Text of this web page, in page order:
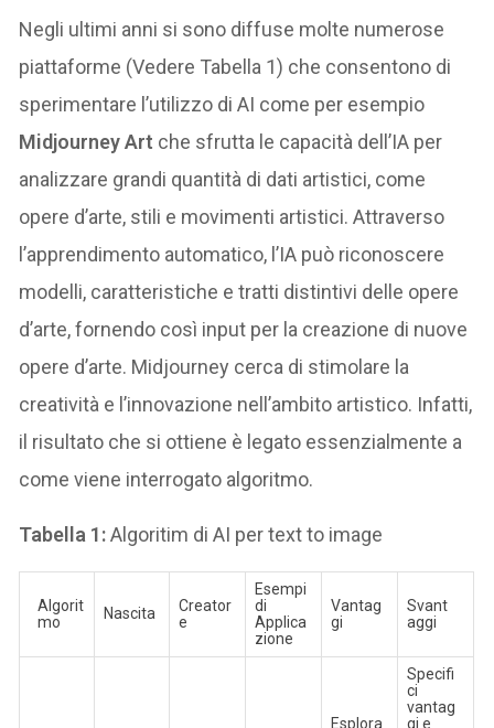
Negli ultimi anni si sono diffuse molte numerose
piattaforme (Vedere Tabella 1) che consentono di
sperimentare l’utilizzo di AI come per esempio
Midjourney Art che sfrutta le capacità dell’IA per
analizzare grandi quantità di dati artistici, come
opere d’arte, stili e movimenti artistici. Attraverso
l’apprendimento automatico, l’IA può riconoscere
modelli, caratteristiche e tratti distintivi delle opere
d’arte, fornendo così input per la creazione di nuove
opere d’arte. Midjourney cerca di stimolare la
creatività e l’innovazione nell’ambito artistico. Infatti,
il risultato che si ottiene è legato essenzialmente a
come viene interrogato algoritmo.
Tabella 1:Algoritim di AI per text to image
Algorit
mo
Nascita
Creator
e
Esempi
di
Applica
zione
Vantag
gi
Svant
aggi
Esplora
Specifi
ci
vantag
gi e